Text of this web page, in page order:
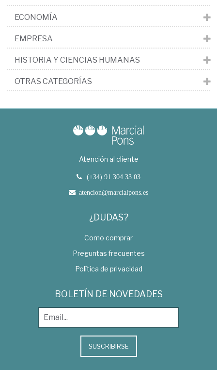
ECONOMÍA
EMPRESA
HISTORIA Y CIENCIAS HUMANAS
OTRAS CATEGORÍAS
Atención al cliente
(+34) 91 304 33 03
atencion@marcialpons.es
¿DUDAS?
Como comprar
Preguntas frecuentes
Política de privacidad
BOLETÍN DE NOVEDADES
SUSCRIBIRSE